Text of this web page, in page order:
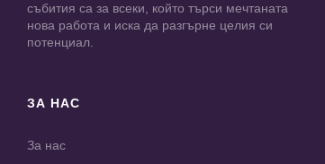
събития са за всеки, който търси мечтаната
нова работа и иска да разгърне целия си
потенциал.
ЗА НАС
За нас